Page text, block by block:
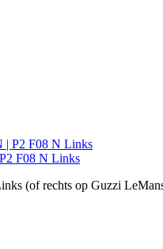
F08 N Links
(of rechts op Guzzi